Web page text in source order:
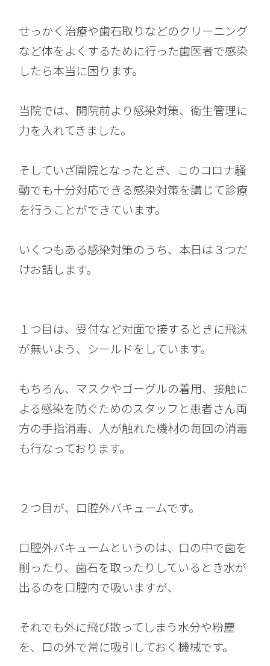
せっかく治療や歯石取りなどのクリーニング
など体をよくするために行った歯医者で感染
したら本当に困ります。
当院では、開院前より感染対策、衛生管理に
力を入れてきました。
そしていざ開院となったとき、このコロナ騒
動でも十分対応できる感染対策を講じて診療
を行うことができています。
いくつもある感染対策のうち、本日は３つだ
けお話します。
１つ目は、受付など対面で接するときに飛沫
が無いよう、シールドをしています。
もちろん、マスクやゴーグルの着用、接触に
よる感染を防ぐためのスタッフと患者さん両
方の手指消毒、人が触れた機材の毎回の消毒
も行なっております。
２つ目が、口腔外バキュームです。
口腔外バキュームというのは、口の中で歯を
削ったり、歯石を取ったりしているとき水が
出るのを口腔内で吸いますが、
それでも外に飛び散ってしまう水分や粉塵
を、口の外で常に吸引しておく機械です。